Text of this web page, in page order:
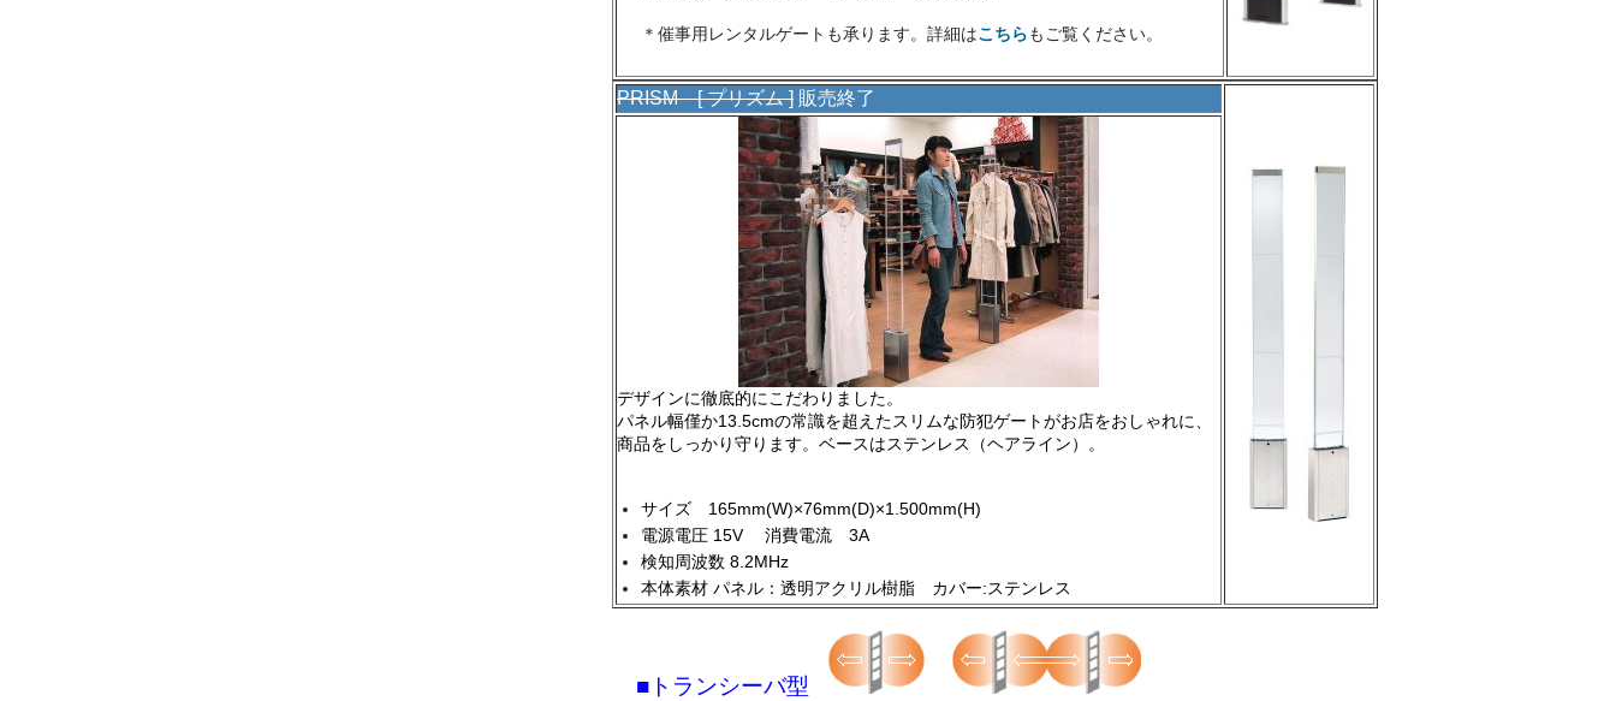
＊催事用レンタルゲートも承ります。詳細はこちらもご覧ください。
PRISM [ プリズム ] 販売終了
デザインに徹底的にこだわりました。
パネル幅僅か13.5cmの常識を超えたスリムな防犯ゲートがお店をおしゃれに、
商品をしっかり守ります。ベースはステンレス（ヘアライン）。
サイズ 165mm(W)×76mm(D)×1.500mm(H)
電源電圧 15V 消費電流 3A
検知周波数 8.2MHz
本体素材 パネル：透明アクリル樹脂 カバー:ステンレス
■トランシーバ型